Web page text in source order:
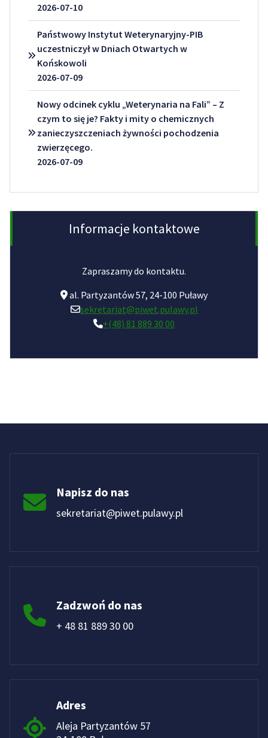
2026-07-10
Państwowy Instytut Weterynaryjny-PIB
uczestniczył w Dniach Otwartych w
Końskowoli
2026-07-09
Nowy odcinek cyklu „Weterynaria na Fali” – Z
czym to się je? Fakty i mity o chemicznych
zanieczyszczeniach żywności pochodzenia
zwierzęcego.
2026-07-09
Informacje kontaktowe
Zapraszamy do kontaktu.
al. Partyzantów 57, 24-100 Puławy
sekretariat@piwet.pulawy.pl
+(48) 81 889 30 00
Napisz do nas
sekretariat@piwet.pulawy.pl
Zadzwoń do nas
+ 48 81 889 30 00
Adres
Aleja Partyzantów 57